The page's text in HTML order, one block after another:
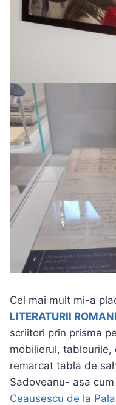
Cel mai mult mi-a
LITERATURII
scriitori prin prisma
mobilierul, tablourile,
remarcat tabla de
Sadoveanu- asa
Ceausescu de la